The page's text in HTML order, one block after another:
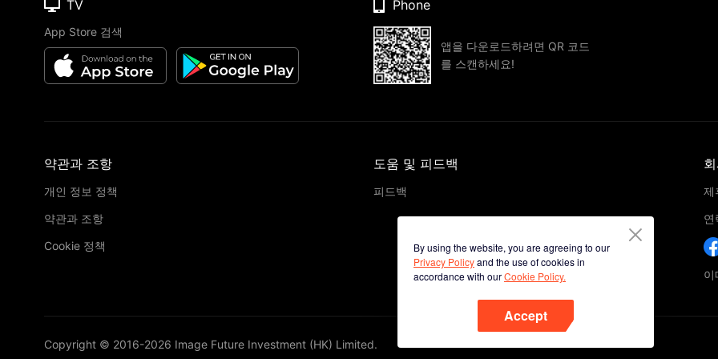
By using the website, you are agreeing to our
Privacy Policyand the use of cookies in
accordance with ourCookie Policy.
Accept
TV
App Store 검색
Phone
앱을 다운로드하려면 QR 코드
를 스캔하세요!
약관과 조항
개인 정보 정책
약관과 조항
Cookie 정책
도움 및 피드백
피드백
제
연
Copyright © 2016-2026 Image Future Investment (HK) Limited.